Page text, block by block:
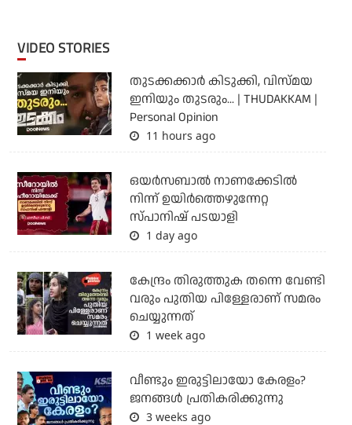
VIDEO STORIES
തുടക്കക്കാര്‍ കിടുക്കി, വിസ്മയ
ഇനിയും തുടരും... | THUDAKKAM |
Personal Opinion
11 hours ago
ഒയര്‍സബാൽ നാണക്കേടിൽ
നിന്ന് ഉയിർത്തെഴുന്നേറ്റ
സ്പാനിഷ് പടയാളി
1 day ago
കേന്ദ്രം തിരുത്തുക തന്നെ വേണ്ടി
വരും പുതിയ പിള്ളേരാണ് സമരം
ചെയ്യുന്നത്
1 week ago
വീണ്ടും ഇരുട്ടിലായോ കേരളം?
ജനങ്ങൾ പ്രതികരിക്കുന്നു
3 weeks ago